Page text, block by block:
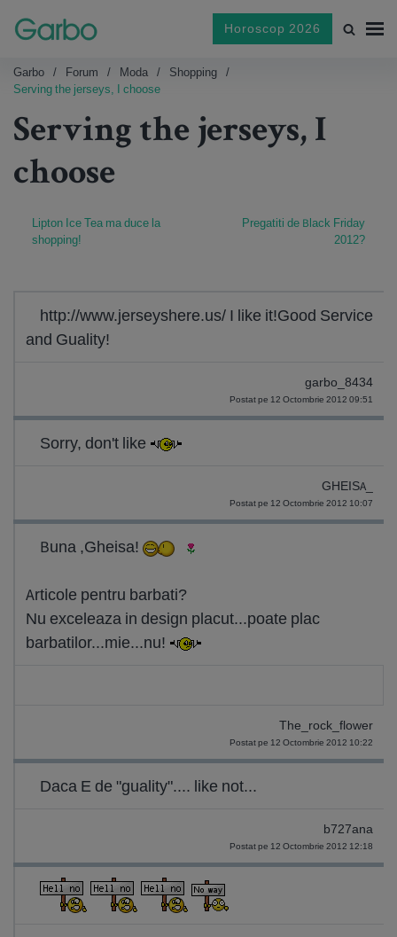
Horoscop 2026
Garbo Forum Moda
Shopping
Serving the jerseys, I choose
Serving the jerseys, I
choose
Lipton Ice Tea ma duce la
shopping!
Pregatiti de Black Friday
2012?
http://www.jerseyshere.us/ I like it!Good Service
and Guality!
garbo_8434
Postat pe 12 Octombrie 2012 09:51
Sorry, don't like
GHEISA_
Postat pe 12 Octombrie 2012 10:07
Buna ,Gheisa!
Articole pentru barbati?
Nu exceleaza in design placut...poate plac
barbatilor...mie...nu!
The_rock_flower
Postat pe 12 Octombrie 2012 10:22
Daca E de "guality".... like not...
b727ana
Postat pe 12 Octombrie 2012 12:18